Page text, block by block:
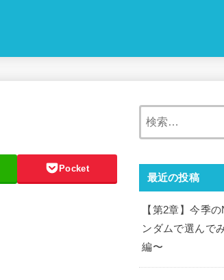
Pocket
最近の投稿
【第2章】今季
ンダムで選んで
編〜